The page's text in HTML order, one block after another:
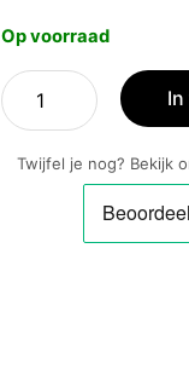
Op voorraad
Philips
Viva
HD9351/90
Twijfel je nog? Bekijk